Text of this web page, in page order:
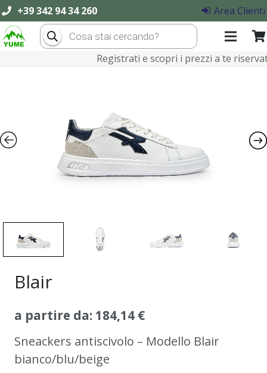
+39 342 94 34 260
Area Clienti
Products
search
Registrati e scopri i prezzi a te riservati!
Blair
a partire da: 184,14 €
Sneackers antiscivolo – Modello Blair
bianco/blu/beige